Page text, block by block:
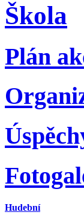
Škola
Plán
Hudební